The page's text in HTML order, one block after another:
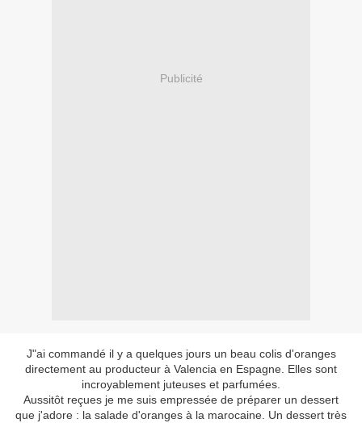
Publicité
J"ai commandé il y a quelques jours un beau colis d'oranges
directement au producteur à Valencia en Espagne. Elles sont
incroyablement juteuses et parfumées.
Aussitôt reçues je me suis empressée de préparer un dessert
que j'adore : la salade d'oranges à la marocaine. Un dessert très